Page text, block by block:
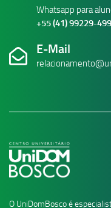
Whatsapp para
+55 (41) 99229-
E-Mail
O UniDomBosco é